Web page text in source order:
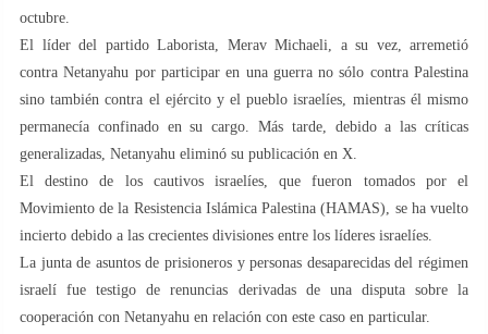
octubre.
El líder del partido Laborista, Merav Michaeli, a su vez, arremetió
contra Netanyahu por participar en una guerra no sólo contra Palestina
sino también contra el ejército y el pueblo israelíes, mientras él mismo
permanecía confinado en su cargo. Más tarde, debido a las críticas
generalizadas, Netanyahu eliminó su publicación en X.
El destino de los cautivos israelíes, que fueron tomados por el
Movimiento de la Resistencia Islámica Palestina (HAMAS), se ha vuelto
incierto debido a las crecientes divisiones entre los líderes israelíes.
La junta de asuntos de prisioneros y personas desaparecidas del régimen
israelí fue testigo de renuncias derivadas de una disputa sobre la
cooperación con Netanyahu en relación con este caso en particular.